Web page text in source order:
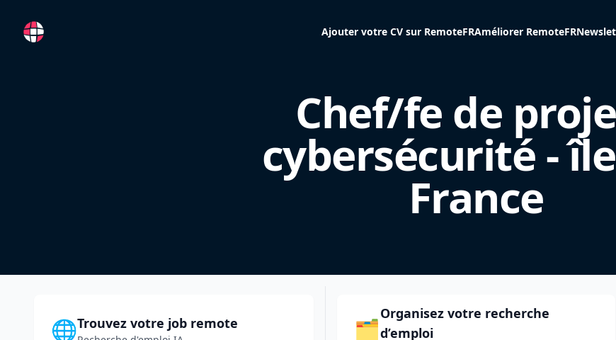
RemoteFR Ajouter votre CV sur RemoteFRAméliorer RemoteFR
Chef/fe de
cybersécurité -
France
🌐Trouvez votre job remote 🗂️
Organisez votre recherche
d’emploi